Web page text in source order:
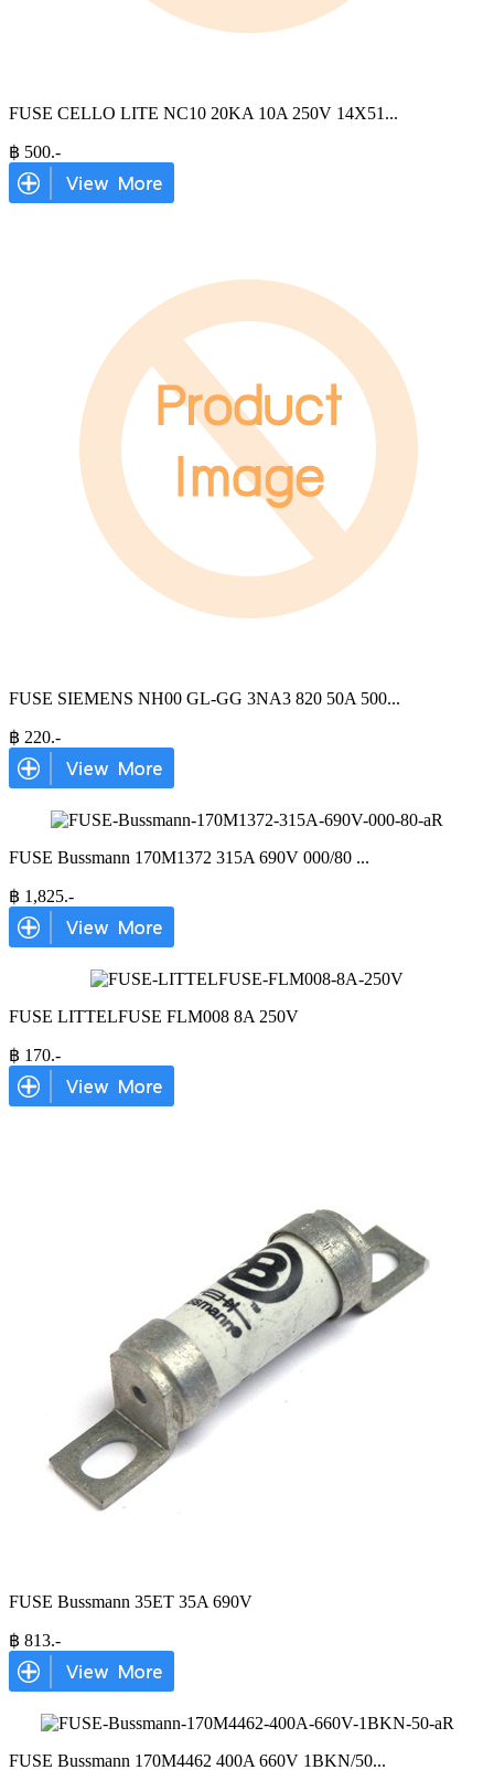
FUSE CELLO LITE NC10 20KA 10A 250V 14X51 ...
฿ 500.-
FUSE SIEMENS NH00 GL-GG 3NA3 820 50A 500...
฿ 220.-
FUSE Bussmann 170M1372 315A 690V 000/80 ...
฿ 1,825.-
FUSE LITTELFUSE FLM008 8A 250V
฿ 170.-
FUSE Bussmann 35ET 35A 690V
฿ 813.-
FUSE Bussmann 170M4462 400A 660V 1BKN/50...